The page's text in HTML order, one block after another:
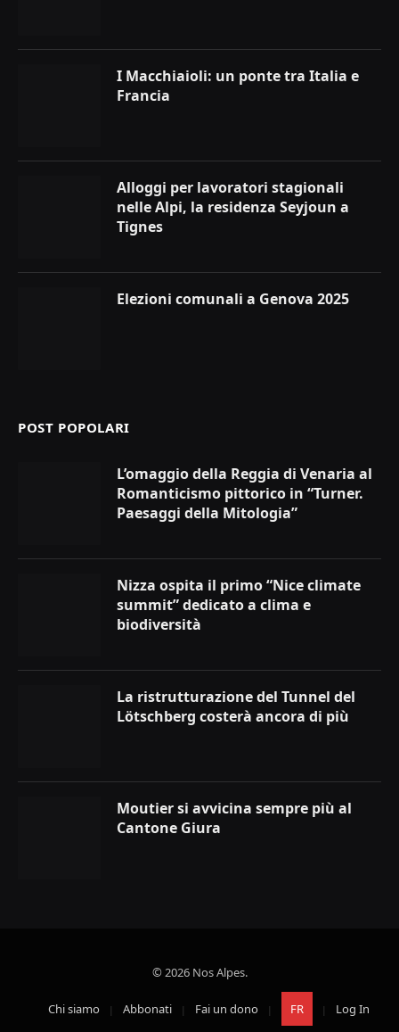
I Macchiaioli: un ponte tra Italia e
Francia
Alloggi per lavoratori stagionali
nelle Alpi, la residenza Seyjoun a
Tignes
Elezioni comunali a Genova 2025
POST POPOLARI
L’omaggio della Reggia di Venaria al
Romanticismo pittorico in “Turner.
Paesaggi della Mitologia”
Nizza ospita il primo “Nice climate
summit” dedicato a clima e
biodiversità
La ristrutturazione del Tunnel del
Lötschberg costerà ancora di più
Moutier si avvicina sempre più al
Cantone Giura
© 2026 Nos Alpes.
Chi siamo Abbonati Fai un dono FR Log In